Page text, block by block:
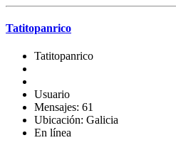
Tatitopanrico
Tatitopanrico
Usuario
Mensajes: 61
Ubicación: Galicia
En línea